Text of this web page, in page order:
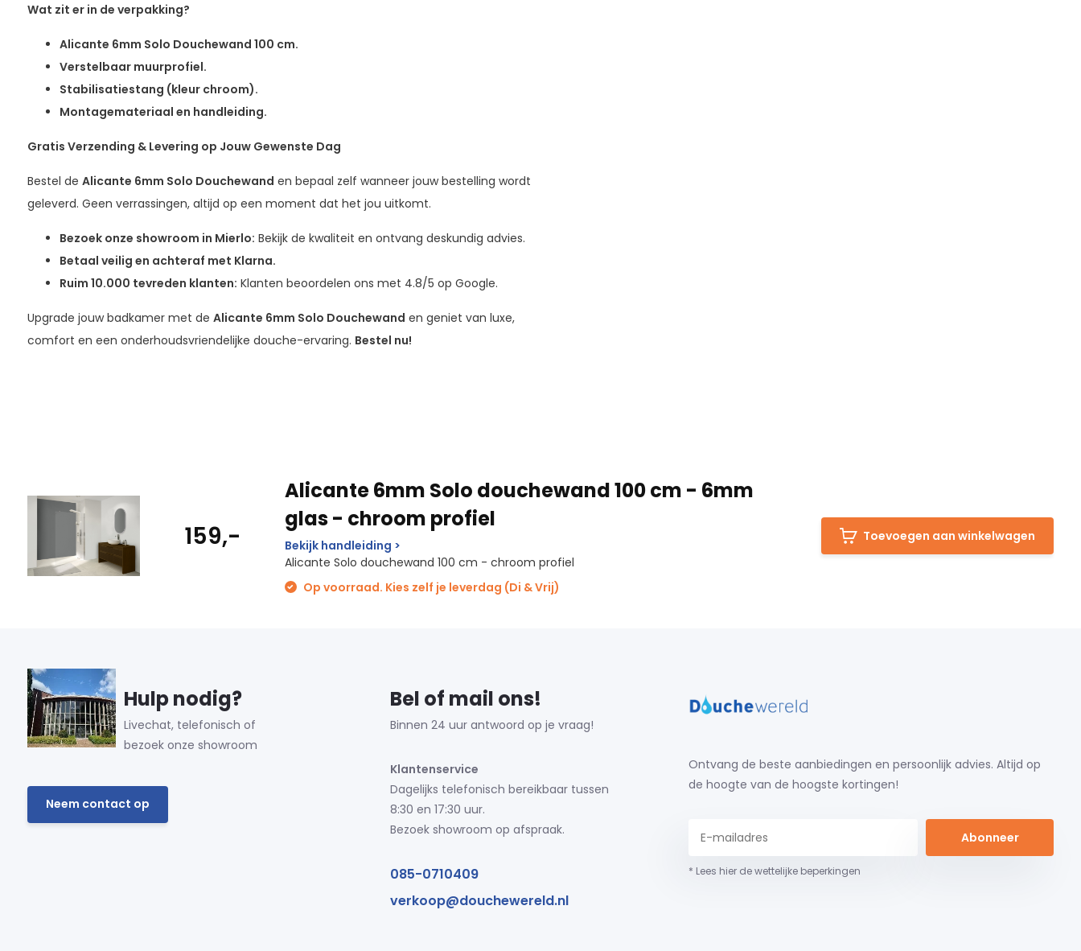
Wat zit er in de verpakking?
Alicante 6mm Solo Douchewand 100 cm.
Verstelbaar muurprofiel.
Stabilisatiestang (kleur chroom).
Montagemateriaal en handleiding.
Gratis Verzending & Levering op Jouw Gewenste Dag
Bestel de Alicante 6mm Solo Douchewand en bepaal zelf wanneer jouw bestelling wordt
geleverd. Geen verrassingen, altijd op een moment dat het jou uitkomt.
Bezoek onze showroom in Mierlo: Bekijk de kwaliteit en ontvang deskundig advies.
Betaal veilig en achteraf met Klarna.
Ruim 10.000 tevreden klanten: Klanten beoordelen ons met 4.8/5 op Google.
Upgrade jouw badkamer met de Alicante 6mm Solo Douchewand en geniet van luxe,
comfort en een onderhoudsvriendelijke douche-ervaring. Bestel nu!
159,-
Alicante 6mm Solo douchewand 100 cm - 6mm
glas - chroom profiel
Bekijk handleiding >
Alicante Solo douchewand 100 cm - chroom profiel
Op voorraad. Kies zelf je leverdag (Di & Vrij)
Toevoegen aan winkelwagen
Hulp nodig?
Livechat, telefonisch of
bezoek onze showroom
Neem contact op
Bel of mail ons!
Binnen 24 uur antwoord op je vraag!
Klantenservice
Dagelijks telefonisch bereikbaar tussen
8:30 en 17:30 uur.
Bezoek showroom op afspraak.
085-0710409
verkoop@douchewereld.nl
Ontvang de beste aanbiedingen en persoonlijk advies. Altijd op
de hoogte van de hoogste kortingen!
Abonneer
* Lees hier de wettelijke beperkingen